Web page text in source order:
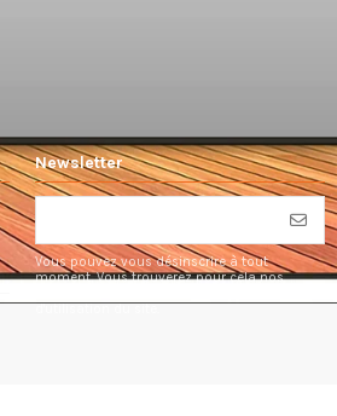
Newsletter
Vous pouvez vous désinscrire à tout
moment. Vous trouverez pour cela nos